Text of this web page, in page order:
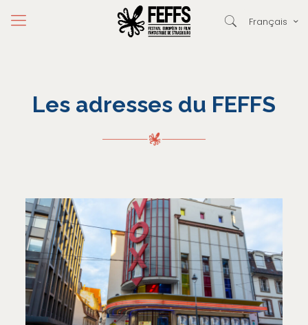
Français
Les adresses du FEFFS